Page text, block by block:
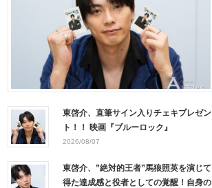
東啓介、直筆サイン入りチェキプレゼン
ト！！ 映画『ブルーロック』
2026/08/07
東啓介、”絶対的王者”馬狼照英を演じて
得た達成感と役者としての覚醒！自身の